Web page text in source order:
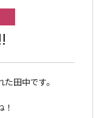
田中です。